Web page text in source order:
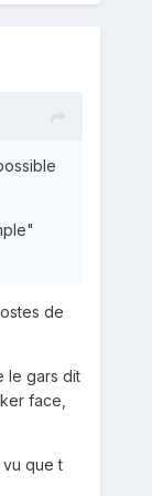
de
le gars dit
face,
vu que t